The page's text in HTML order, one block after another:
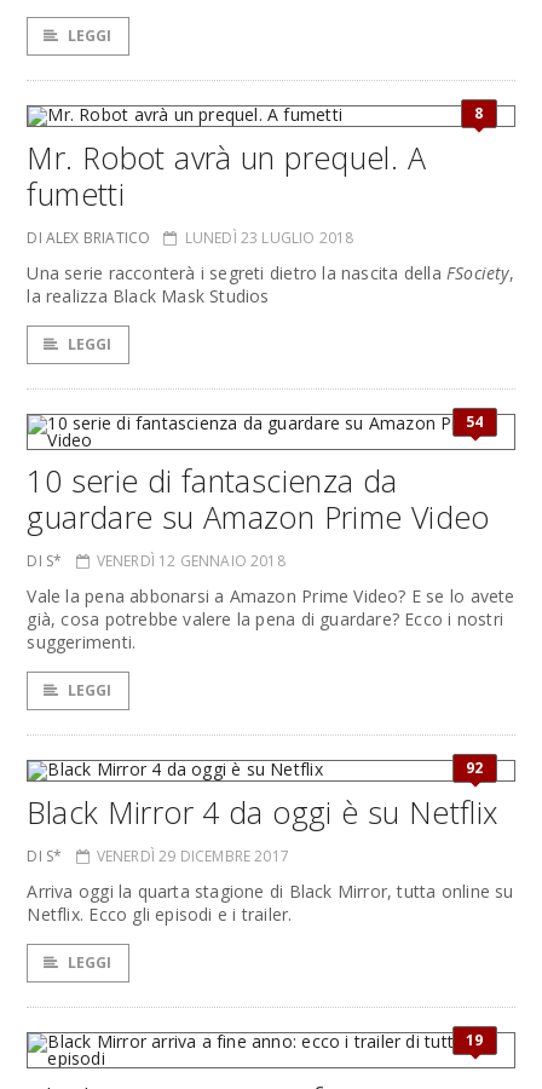
LEGGI
8
Mr. Robot avrà un prequel. A
fumetti
DI ALEX BRIATICO LUNEDÌ 23 LUGLIO 2018
Una serie racconterà i segreti dietro la nascita della FSociety,
la realizza Black Mask Studios
LEGGI
54
10 serie di fantascienza da
guardare su Amazon Prime Video
DI S* VENERDÌ 12 GENNAIO 2018
Vale la pena abbonarsi a Amazon Prime Video? E se lo avete
già, cosa potrebbe valere la pena di guardare? Ecco i nostri
suggerimenti.
LEGGI
92
Black Mirror 4 da oggi è su Netflix
DI S* VENERDÌ 29 DICEMBRE 2017
Arriva oggi la quarta stagione di Black Mirror, tutta online su
Netflix. Ecco gli episodi e i trailer.
LEGGI
19